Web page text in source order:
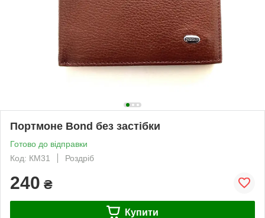
Портмоне Bond без застібки
Готово до відправки
Код: КМ31
Роздріб
240 ₴
Купити